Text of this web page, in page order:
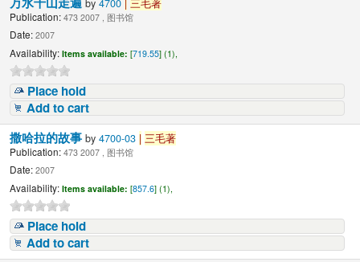
by4700 | 三毛著
Publication: 473 2007 , 图书馆
Date: 2007
Availability: Items available: [719.55] (1),
Place hold
Add to cart
撒哈拉的故事by4700-03 | 三毛著
Publication: 473 2007 , 图书馆
Date: 2007
Availability: Items available: [857.6] (1),
Place hold
Add to cart